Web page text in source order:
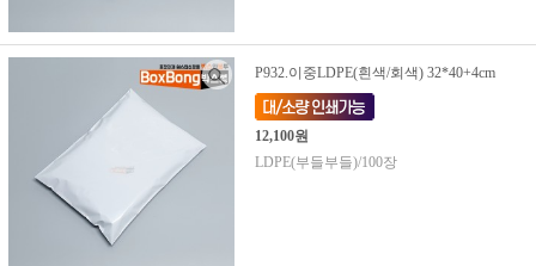
P932.이중LDPE(흰색/회색) 32*40+4cm
12,100원
LDPE(부들부들)/100장